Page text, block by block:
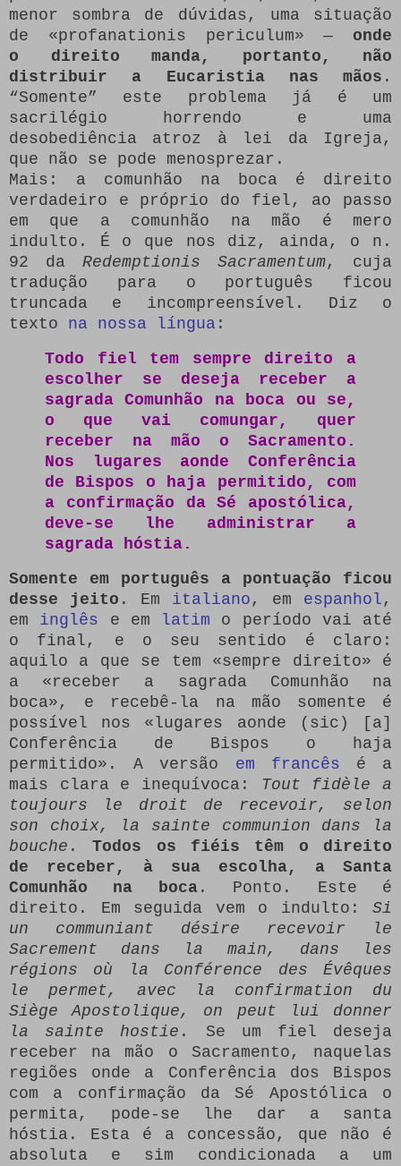
menor sombra de dúvidas, uma situação
de «profanationis periculum» — onde
o direito manda, portanto, não
distribuir a Eucaristia nas mãos .
“Somente” este problema já é um
sacrilégio horrendo e uma
desobediência atroz à lei da Igreja,
que não se pode menosprezar.
Mais: a comunhão na boca é direito
verdadeiro e próprio do fiel, ao passo
em que a comunhão na mão é mero
indulto. É o que nos diz, ainda, o n.
92 da Redemptionis Sacramentum, cuja
tradução para o português ficou
truncada e incompreensível. Diz o
texto na nossa língua :
Todo fiel tem sempre direito a
escolher se deseja receber a
sagrada Comunhão na boca ou se,
o que vai comungar, quer
receber na mão o Sacramento.
Nos lugares aonde Conferência
de Bispos o haja permitido, com
a confirmação da Sé apostólica,
deve-se lhe administrar a
sagrada hóstia.
Somente em português a pontuação ficou
desse jeito . Em italiano , em espanhol ,
em inglês e em latim o período vai até
o final, e o seu sentido é claro:
aquilo a que se tem «sempre direito» é
a «receber a sagrada Comunhão na
boca», e recebê-la na mão somente é
possível nos «lugares aonde (sic) [a]
Conferência de Bispos o haja
permitido». A versão em francês é a
mais clara e inequívoca:
Tout fidèle a
toujours le droit de recevoir, selon
son choix, la sainte communion dans la
bouche .Todos os fiéis têm o direito
de receber, à sua escolha, a Santa
Comunhão na boca. Ponto. Este é
direito. Em seguida vem o indulto: Si
un communiant désire recevoir le
Sacrement dans la main, dans les
régions où la Conférence des Évêques
le permet, avec la confirmation du
Siège Apostolique, on peut lui donner
la sainte hostie . Se um fiel deseja
receber na mão o Sacramento, naquelas
regiões onde a Conferência dos Bispos
com a confirmação da Sé Apostólica o
permita, pode-se lhe dar a santa
hóstia. Esta é a concessão, que não é
absoluta e sim condicionada a um